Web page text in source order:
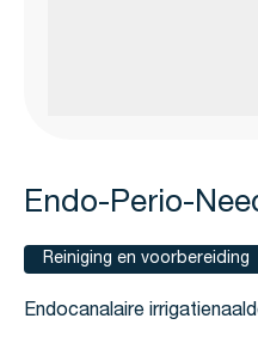
Endo-Perio-
Reiniging en voorbereiding
Endocanalaire